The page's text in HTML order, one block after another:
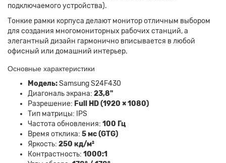
подключаемого устройства).
Тонкие рамки корпуса делают монитор отличным выбором
для создания многомониторных рабочих станций, а
элегантный дизайн гармонично вписывается в любой
офисный или домашний интерьер.
Основные характеристики
Модель:Samsung S24F430
Диагональ экрана: 23,8"
Разрешение: Full HD (1920 × 1080)
Тип матрицы: IPS
Частота обновления: 100 Гц
Время отклика: 5 мс (GTG)
Яркость: 250 кд/м²
Контрастность: 1000:1